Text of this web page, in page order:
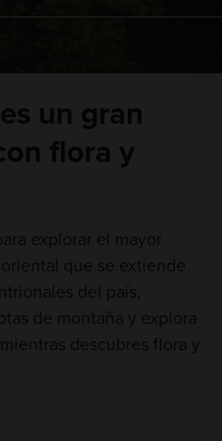
un gran
flora y
para explorar el mayor
que se extiende
del país,
de montaña y explora
descubres flora y